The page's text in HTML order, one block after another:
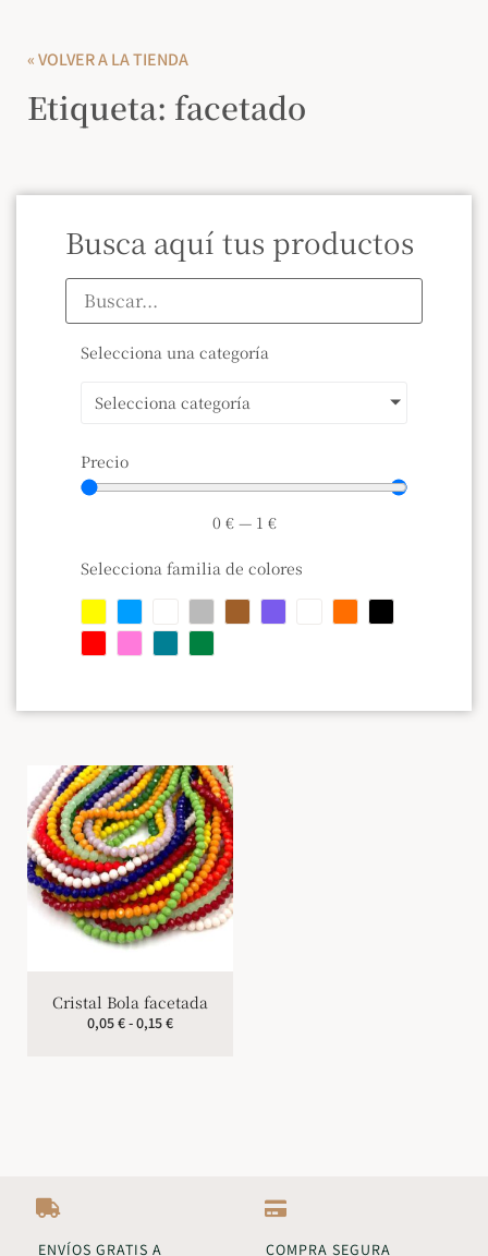
« VOLVER A LA TIENDA
Etiqueta: facetado
Busca aquí tus productos
Selecciona una categoría
Selecciona categoría
Precio
0 €— 1 €
Selecciona familia de colores
Cristal Bola facetada
0,05€-0,15€
ENVÍOS GRATIS A COMPRA SEGURA